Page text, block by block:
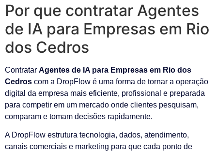
Por que contratar Agentes
de IA para Empresas em Rio
dos Cedros
Contratar Agentes de IA para Empresas em Rio dos
Cedros com a DropFlow é uma forma de tornar a operação
digital da empresa mais eficiente, profissional e preparada
para competir em um mercado onde clientes pesquisam,
comparam e tomam decisões rapidamente.
A DropFlow estrutura tecnologia, dados, atendimento,
canais comerciais e marketing para que cada ponto de